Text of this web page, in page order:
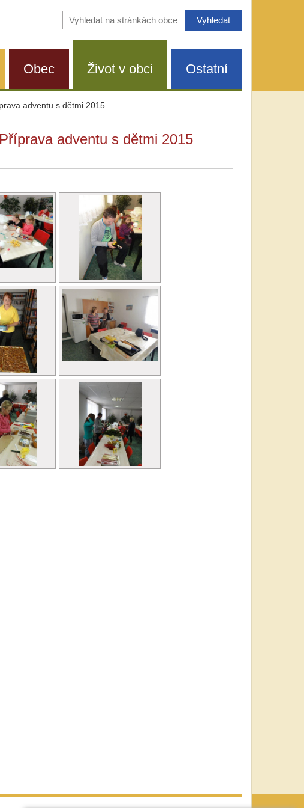
Vyhledávání
na
stránkách
Obec Život v obci Ostatní
adventu s dětmi 2015
adventu s dětmi 2015